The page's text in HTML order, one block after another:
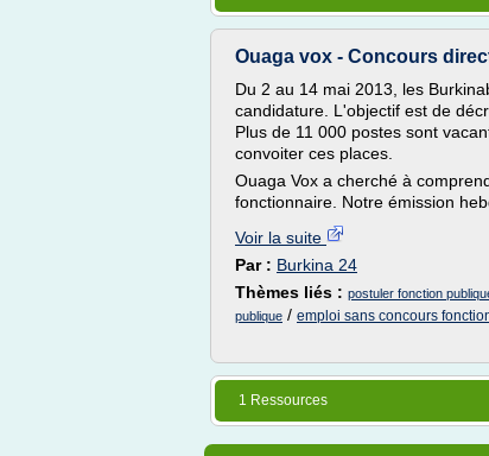
Ouaga vox - Concours
Du 2 au 14 mai 2013, les
candidature. L'objectif est de
Plus de 11 000 postes sont
convoiter ces places.
Ouaga Vox a cherché à
fonctionnaire. Notre émission
Voir la suite
Par : Burkina 24
Thèmes liés : postuler fonction
publique / emploi sans concours
1 Ressources